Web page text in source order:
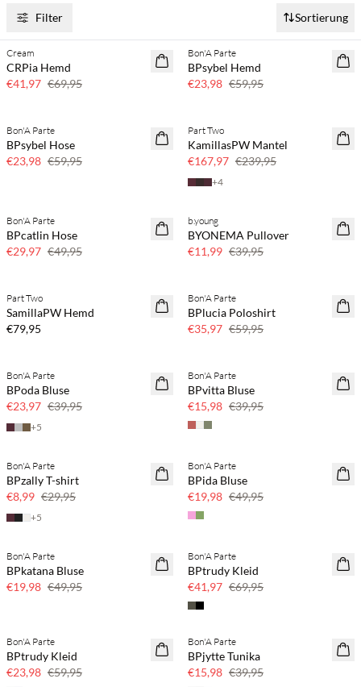
Filter Sortierung
40 % Rabatt
Cream
CRPia Hemd
€41,97 €69,95
60 % Rabatt
Bon'A Parte
BPsybel Hemd
€23,98 €59,95
60 % Rabatt
Bon'A Parte
BPsybel Hose
€23,98 €59,95
30 % Rabatt
Part Two
KamillasPW Mantel
€167,97 €239,95
+4
40 % Rabatt
Bon'A Parte
BPcatlin Hose
€29,97 €49,95
70 % Rabatt
b.young
BYONEMA Pullover
€11,99 €39,95
Part Two
SamillaPW Hemd
€79,95
40 % Rabatt
Bon'A Parte
BPlucia Poloshirt
€35,97 €59,95
40 % Rabatt
Bon'A Parte
BPoda Bluse
€23,97 €39,95
+5
60 % Rabatt
Bon'A Parte
BPvitta Bluse
€15,98 €39,95
70 % Rabatt
Nur noch wenige
Bon'A Parte
BPzally T-shirt
€8,99 €29,95
+5
60 % Rabatt
Bon'A Parte
BPida Bluse
€19,98 €49,95
60 % Rabatt
Bon'A Parte
BPkatana Bluse
€19,98 €49,95
40 % Rabatt
Bon'A Parte
BPtrudy Kleid
€41,97 €69,95
60 % Rabatt
Bon'A Parte
BPtrudy Kleid
€23,98 €59,95
60 % Rabatt
Bon'A Parte
BPjytte Tunika
€15,98 €39,95